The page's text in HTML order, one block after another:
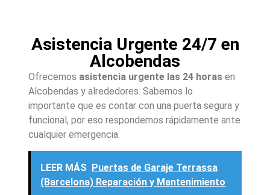
Asistencia Urgente 24/7 en
Alcobendas
Ofrecemos asistencia urgente las 24 horas en
Alcobendas y alrededores. Sabemos lo
importante que es contar con una puerta segura y
funcional, por eso respondemos rápidamente ante
cualquier emergencia.
LEER MÁS Puertas de Garaje Terrassa
(Barcelona) Reparación y Mantenimiento